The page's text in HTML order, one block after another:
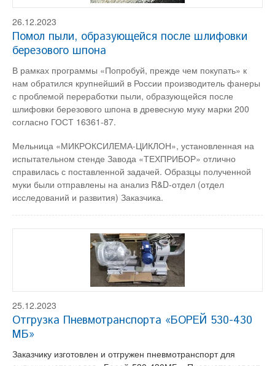
26.12.2023
Помол пыли, образующейся после шлифовки
березового шпона
В рамках программы «Попробуй, прежде чем покупать» к
нам обратился крупнейший в России производитель фанеры
с проблемой переработки пыли, образующейся после
шлифовки березового шпона в древесную муку марки 200
согласно ГОСТ 16361-87.
Мельница «МИКРОКСИЛЕМА-ЦИКЛОН», установленная на
испытательном стенде Завода «ТЕХПРИБОР» отлично
справилась с поставленной задачей. Образцы полученной
муки были отправлены на анализ R&D-отдел (отдел
исследований и развития) Заказчика.
25.12.2023
Отгрузка Пневмотранспорта «БОРЕЙ 530-430
МБ»
Заказчику изготовлен и отгружен пневмотранспорт для